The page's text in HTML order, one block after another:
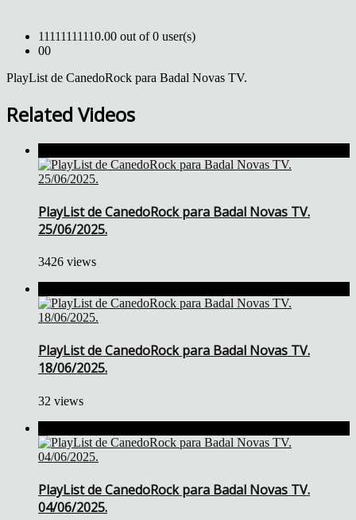
11111111110.00 out of 0 user(s)
00
PlayList de CanedoRock para Badal Novas TV.
Related Videos
PlayList de CanedoRock para Badal Novas TV.
25/06/2025.
3426 views
PlayList de CanedoRock para Badal Novas TV.
18/06/2025.
32 views
PlayList de CanedoRock para Badal Novas TV.
04/06/2025.